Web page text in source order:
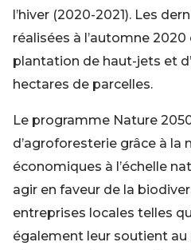
l’hiver (2020-2021). Les
réalisées à l’automne
plantation de haut-jets et
hectares de parcelles.
Le programme Nature
d’agroforesterie grâce à la
économiques à l’échelle
agir en faveur de la
entreprises locales telles
également leur soutient